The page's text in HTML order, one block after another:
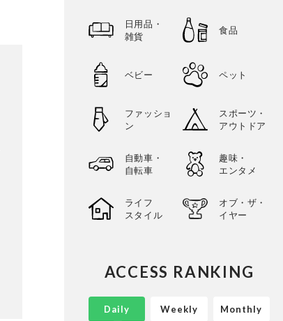
日用品・
雑貨
食品
ベビー ペット
ファッショ
ン
スポーツ・
アウトドア
自動車・
自転車
趣味・
エンタメ
ライフ
スタイル
オブ・ザ・
イヤー
ACCESS RANKING
Daily Weekly Monthly